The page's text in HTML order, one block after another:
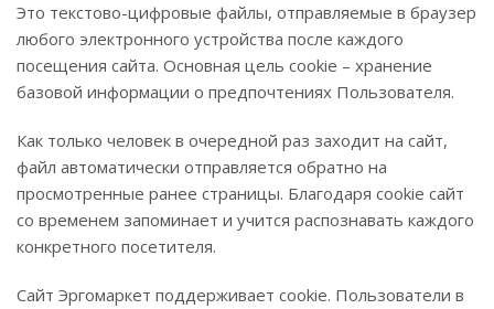
Это текстово-цифровые файлы, отправляемые в браузер
любого электронного устройства после каждого
посещения сайта. Основная цель cookie – хранение
базовой информации о предпочтениях Пользователя.
Как только человек в очередной раз заходит на сайт,
файл автоматически отправляется обратно на
просмотренные ранее страницы. Благодаря cookie сайт
со временем запоминает и учится распознавать каждого
конкретного посетителя.
Сайт Эргомаркет поддерживает cookie. Пользователи в